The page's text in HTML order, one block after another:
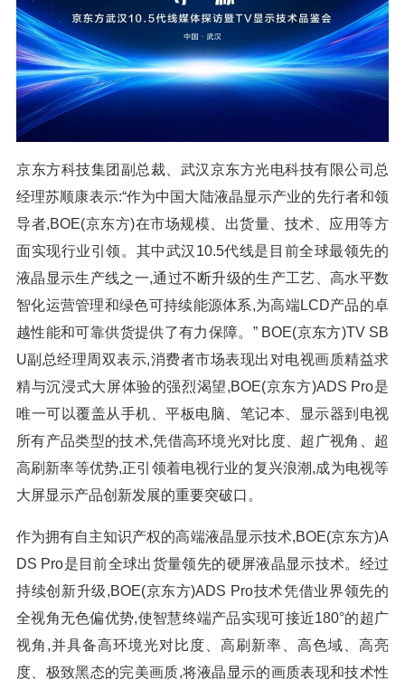
京东方科技集团副总裁、武汉京东方光电科技有限公司总
经理苏顺康表示:“作为中国大陆液晶显示产业的先行者和领
导者,BOE(京东方)在市场规模、出货量、技术、应用等方
面实现行业引领。其中武汉10.5代线是目前全球最领先的
液晶显示生产线之一,通过不断升级的生产工艺、高水平数
智化运营管理和绿色可持续能源体系,为高端LCD产品的卓
越性能和可靠供货提供了有力保障。” BOE(京东方)TV SB
U副总经理周双表示,消费者市场表现出对电视画质精益求
精与沉浸式大屏体验的强烈渴望,BOE(京东方)ADS Pro是
唯一可以覆盖从手机、平板电脑、笔记本、显示器到电视
所有产品类型的技术,凭借高环境光对比度、超广视角、超
高刷新率等优势,正引领着电视行业的复兴浪潮,成为电视等
大屏显示产品创新发展的重要突破口。
作为拥有自主知识产权的高端液晶显示技术,BOE(京东方)A
DS Pro是目前全球出货量领先的硬屏液晶显示技术。经过
持续创新升级,BOE(京东方)ADS Pro技术凭借业界领先的
全视角无色偏优势,使智慧终端产品实现可接近180°的超广
视角,并具备高环境光对比度、高刷新率、高色域、高亮
度、极致黑态的完美画质,将液晶显示的画质表现和技术性